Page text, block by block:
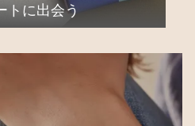
トに出会う